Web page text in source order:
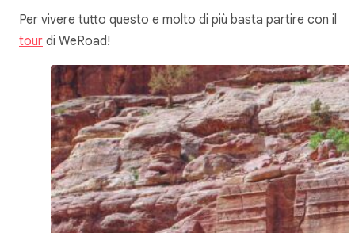
Per vivere tutto questo e molto di più basta partire con il
tour di WeRoad!